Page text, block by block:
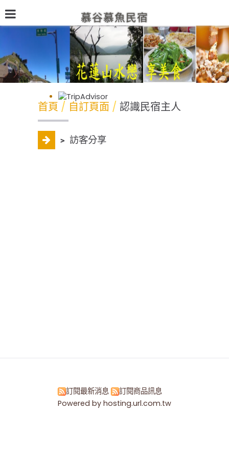
慕谷慕魚民宿
公司介紹 最新消息 商品介紹 自訂頁面 線上訂購單
首頁 自訂頁面 認識民宿主人
﹥ 訪客分享
訂閱最新消息
訂閱商品訊息
Powered by hosting.url.com.tw